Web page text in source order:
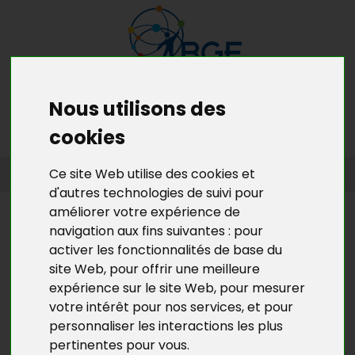
Nous utilisons des
cookies
Ce site Web utilise des cookies et
d'autres technologies de suivi pour
améliorer votre expérience de
navigation aux fins suivantes : pour
activer les fonctionnalités de base du
site Web, pour offrir une meilleure
expérience sur le site Web, pour mesurer
votre intérêt pour nos services,et pour
personnaliser les interactions les plus
pertinentes pour vous.
MENU MON RDV GRATUIT
ACCUEIL> L’ACTU DE BGE YVELINES
L'ACTU DE LA CRÉATION
D’ENTREPRISES EN YVELINES
L’ACTU DE BGE YVELINES
A COURT D'IDÉE ? DÉCOUVREZ LE
NOUVEAU SITE BALISE® PAR BGE !
Notre outil d'inspiration des créateurs d'entreprise
Balise®a faitpeau neuveen juillet dernier.